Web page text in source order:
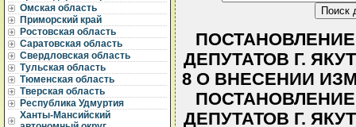
Омская область
Приморский край
Ростовская область
Саратовская область
Свердловская область
Тульская область
Тюменская область
Тверская область
Республика Удмуртия
Ханты-Мансийский
ДЕПУТАТОВ Г.
8 О ВНЕСЕНИИ
ДЕПУТАТОВ Г.